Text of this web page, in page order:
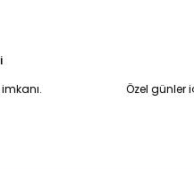
düğmeli sırtı açık balık
Özel günler